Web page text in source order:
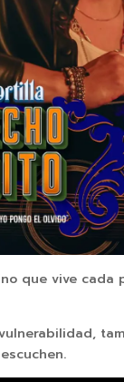
que vive cada